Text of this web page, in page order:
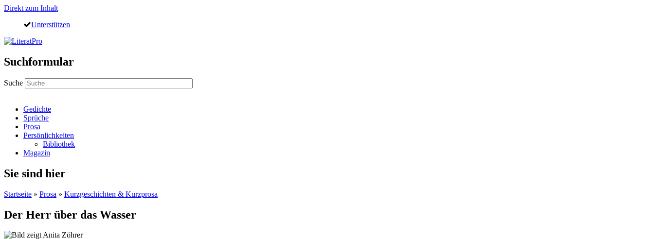
Direkt zum Inhalt
Unterstützen
Suchformular
Suche
Gedichte
Sprüche
Prosa
Persönlichkeiten
Bibliothek
Magazin
Sie sind hier
Startseite » Prosa » Kurzgeschichten & Kurzprosa
Der Herr über das Wasser